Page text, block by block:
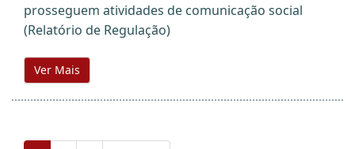
prosseguem atividades de comunicação social
(Relatório de Regulação)
Ver Mais